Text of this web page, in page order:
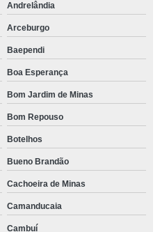
Andrelândia
Arceburgo
Baependi
Boa Esperança
Bom Jardim de Minas
Bom Repouso
Botelhos
Bueno Brandão
Cachoeira de Minas
Camanducaia
Cambuí